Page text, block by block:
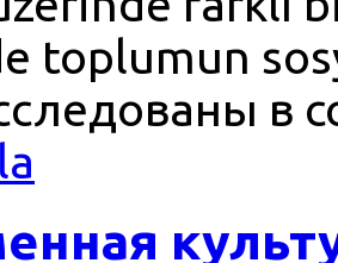
toplumun
в